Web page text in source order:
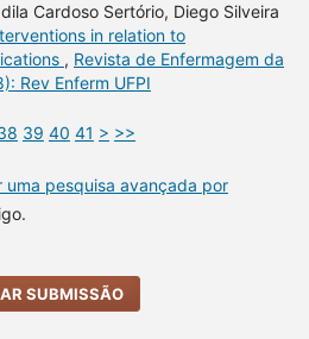
Cardoso Sertório, Diego Silveira
in relation to
, Revista de Enfermagem da
Rev Enferm UFPI
39 40 41 > >>
uma pesquisa avançada por
SUBMISSÃO